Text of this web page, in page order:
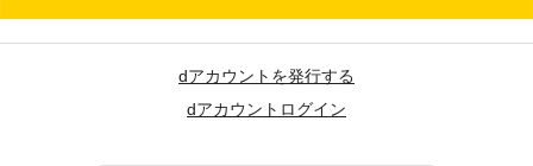
dアカウントを発行する
dアカウントログイン